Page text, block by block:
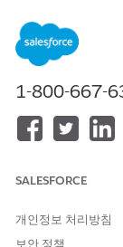
내용을 검토합니다.
이 템플릿의 인테
다.
새 RAM 용량:
기타 업그레이
1-800-667-
SALESFORCE
개인정보 처리방침
보안 정책